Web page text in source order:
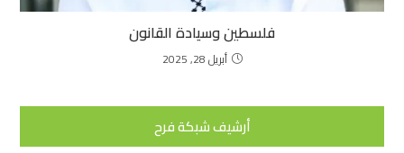
فلسطين وسيادة القانون
أبريل 28, 2025
أرشيف شبكة فرح